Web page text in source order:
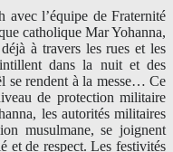
avec l’équipe de Fraternité
catholique Mar Yohanna,
à travers les rues et les
dans la nuit et des
se rendent à la messe… Ce
de protection militaire
les autorités militaires
musulmane, se joignent
et de respect. Les festivités